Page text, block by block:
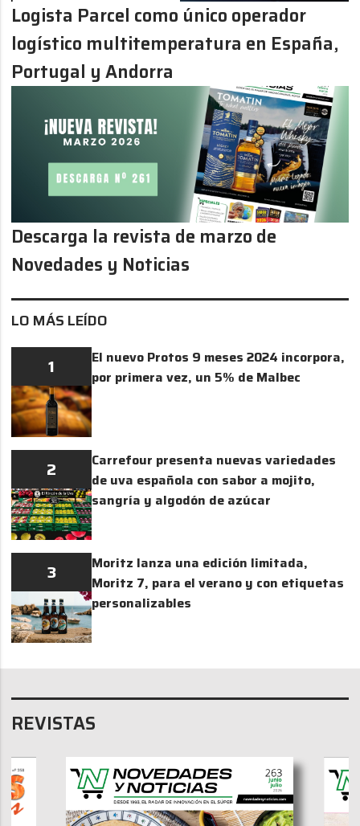
LO MÁS LEÍDO
1
El nuevo Protos 9 meses 2024 incorpora,
por primera vez, un 5% de Malbec
2
Carrefour presenta nuevas variedades
de uva española con sabor a mojito,
sangría y algodón de azúcar
3
Moritz lanza una edición limitada,
Moritz 7, para el verano y con etiquetas
personalizables
Logista Parcel como único operador
logístico multitemperatura en España,
Portugal y Andorra
Descarga la revista de marzo de
Novedades y Noticias
REVISTAS